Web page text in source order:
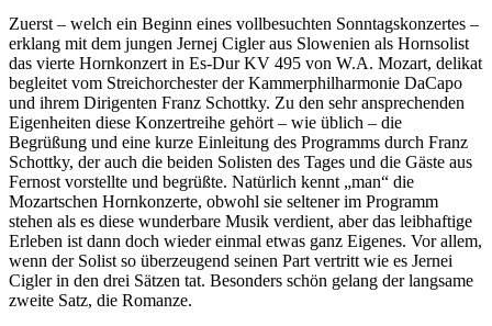
Zuerst – welch ein Beginn eines vollbesuchten Sonntagskonzertes –
erklang mit dem jungen Jernej Cigler aus Slowenien als Hornsolist
das vierte Hornkonzert in Es-Dur KV 495 von W.A. Mozart, delikat
begleitet vom Streichorchester der Kammerphilharmonie DaCapo
und ihrem Dirigenten Franz Schottky. Zu den sehr ansprechenden
Eigenheiten diese Konzertreihe gehört – wie üblich – die
Begrüßung und eine kurze Einleitung des Programms durch Franz
Schottky, der auch die beiden Solisten des Tages und die Gäste aus
Fernost vorstellte und begrüßte. Natürlich kennt „man“ die
Mozartschen Hornkonzerte, obwohl sie seltener im Programm
stehen als es diese wunderbare Musik verdient, aber das leibhaftige
Erleben ist dann doch wieder einmal etwas ganz Eigenes. Vor allem,
wenn der Solist so überzeugend seinen Part vertritt wie es Jernei
Cigler in den drei Sätzen tat. Besonders schön gelang der langsame
zweite Satz, die Romanze.